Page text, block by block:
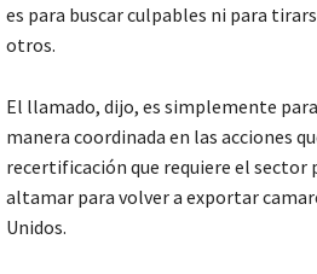
es para buscar culpables ni para
otros.
El llamado, dijo, es simplemente
manera coordinada en las acciones
recertificación que requiere el sector
altamar para volver a exportar
Unidos.